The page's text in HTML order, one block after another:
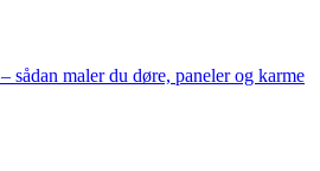
maler du døre, paneler og karme